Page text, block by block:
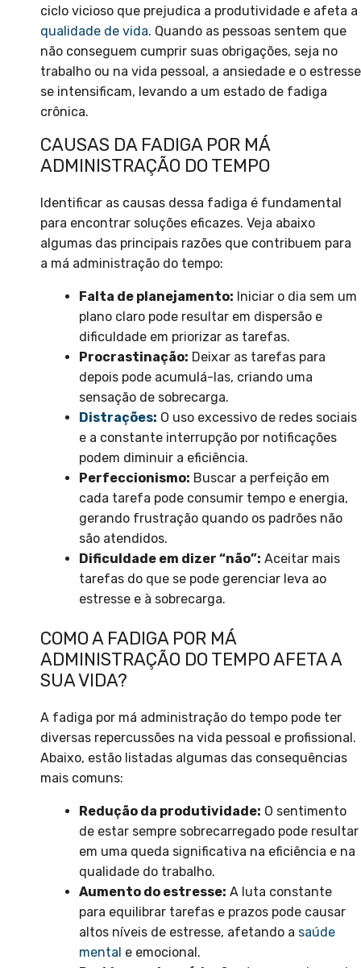
ciclo vicioso que prejudica a produtividade e afeta a
qualidade de vida. Quando as pessoas sentem que
não conseguem cumprir suas obrigações, seja no
trabalho ou na vida pessoal, a ansiedade e o estresse
se intensificam, levando a um estado de fadiga
crônica.
CAUSAS DA FADIGA POR MÁ
ADMINISTRAÇÃO DO TEMPO
Identificar as causas dessa fadiga é fundamental
para encontrar soluções eficazes. Veja abaixo
algumas das principais razões que contribuem para
a má administração do tempo:
Falta de planejamento: Iniciar o dia sem um
plano claro pode resultar em dispersão e
dificuldade em priorizar as tarefas.
Procrastinação: Deixar as tarefas para
depois pode acumulá-las, criando uma
sensação de sobrecarga.
Distrações: O uso excessivo de redes sociais
e a constante interrupção por notificações
podem diminuir a eficiência.
Perfeccionismo: Buscar a perfeição em
cada tarefa pode consumir tempo e energia,
gerando frustração quando os padrões não
são atendidos.
Dificuldade em dizer “não”: Aceitar mais
tarefas do que se pode gerenciar leva ao
estresse e à sobrecarga.
COMO A FADIGA POR MÁ
ADMINISTRAÇÃO DO TEMPO AFETA A
SUA VIDA?
A fadiga por má administração do tempo pode ter
diversas repercussões na vida pessoal e profissional.
Abaixo, estão listadas algumas das consequências
mais comuns:
Redução da produtividade: O sentimento
de estar sempre sobrecarregado pode resultar
em uma queda significativa na eficiência e na
qualidade do trabalho.
Aumento do estresse: A luta constante
para equilibrar tarefas e prazos pode causar
altos níveis de estresse, afetando a saúde
mental e emocional.